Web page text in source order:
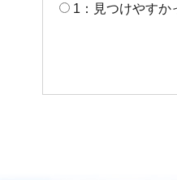
1：見つけやすか